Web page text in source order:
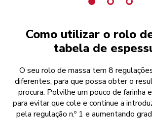
Como utilizar o rolo
tabela de
O seu rolo de massa tem 8
diferentes, para que possa obter o
procura. Polvilhe um pouco de farinha
para evitar que cole e continue a
pela regulação n.º 1 e aumentando